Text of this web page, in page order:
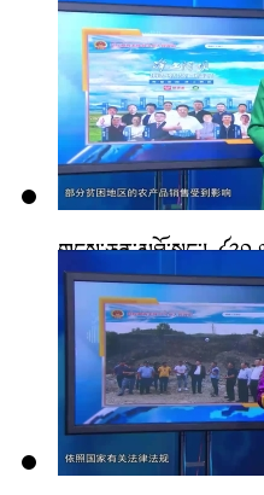
གངས་ཅན་མཐོ་སྒང་།